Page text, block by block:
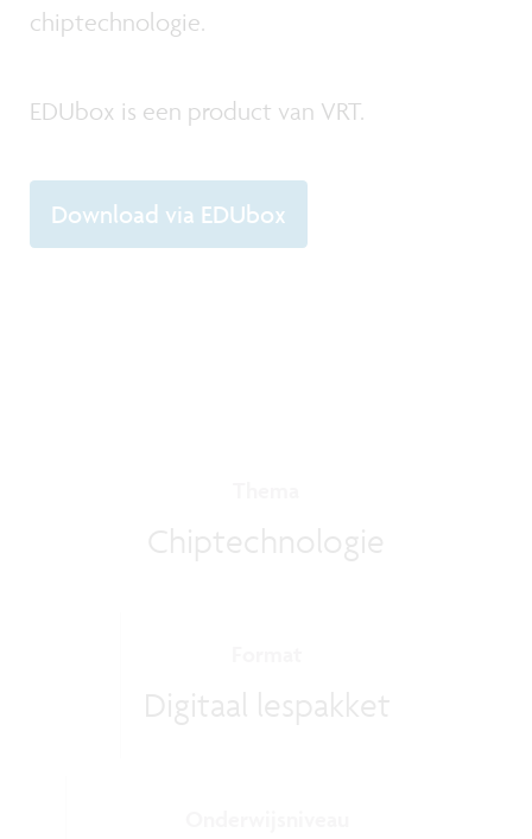
chiptechnologie.
EDUbox is een product van VRT.
Download via EDUbox